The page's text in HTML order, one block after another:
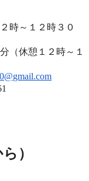
時～１２時３０
（休憩１２時～ １
gmail.com
）